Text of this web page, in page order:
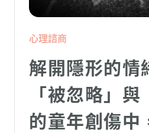
心理諮商
解開隱形的情
「被忽略」與
的童年創傷中